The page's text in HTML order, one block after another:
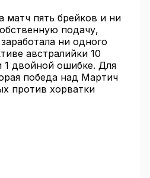
матч пять брейков и ни
подачу,
ни одного
австралийки 10
1 двойной ошибке. Для
победа над Мартич
против хорватки